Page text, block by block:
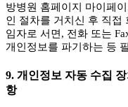
방병원 홈페이지 마이페
인 절차를 거치신 후 직접
임자로 서면, 전화 또는
개인정보를 파기하는 등
9. 개인정보 자동 수집
항